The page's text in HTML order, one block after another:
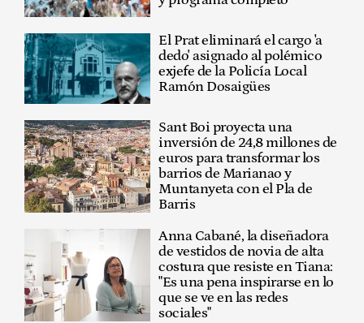
El Prat eliminará el cargo 'a
dedo' asignado al polémico
exjefe de la Policía Local
Ramón Dosaigües
Sant Boi proyecta una
inversión de 24,8 millones de
euros para transformar los
barrios de Marianao y
Muntanyeta con el Pla de
Barris
Anna Cabané, la diseñadora
de vestidos de novia de alta
costura que resiste en Tiana:
"Es una pena inspirarse en lo
que se ve en las redes
sociales"